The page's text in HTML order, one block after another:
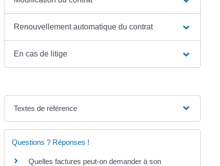
Renouvellement automatique du contrat
En cas de litige
Textes de référence
Questions ? Réponses !
Quelles factures peut-on demander à son